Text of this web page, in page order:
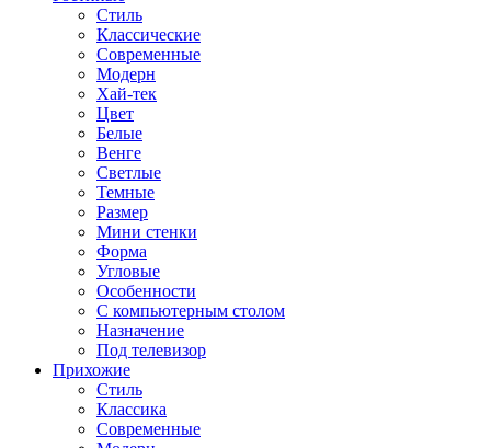
Стиль
Классические
Современные
Модерн
Хай-тек
Цвет
Белые
Венге
Светлые
Темные
Размер
Мини стенки
Форма
Угловые
Особенности
С компьютерным столом
Назначение
Под телевизор
Прихожие
Стиль
Классика
Современные